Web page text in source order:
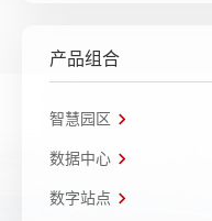
产品组合
智慧园区
数据中心
数字站点